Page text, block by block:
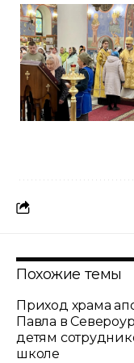
Похожие темы
Приход храма
Павла в
детям
школе